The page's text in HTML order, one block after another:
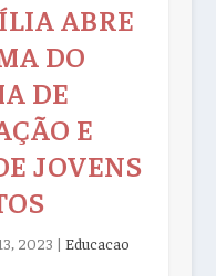
ABRE
DO
DE
E
JOVENS
2023 | Educacao